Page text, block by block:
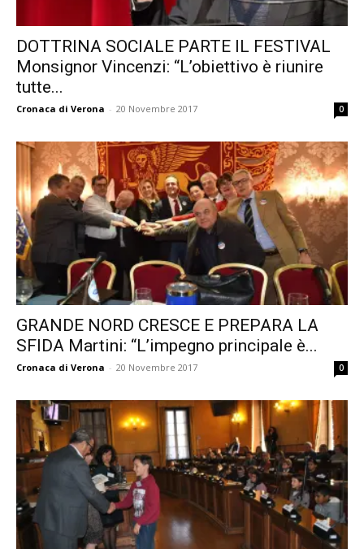
DOTTRINA SOCIALE PARTE IL FESTIVAL
Monsignor Vincenzi: “L’obiettivo è riunire
tutte...
Cronaca di Verona - 20 Novembre 2017 0
GRANDE NORD CRESCE E PREPARA LA
SFIDA Martini: “L’impegno principale è...
Cronaca di Verona - 20 Novembre 2017 0